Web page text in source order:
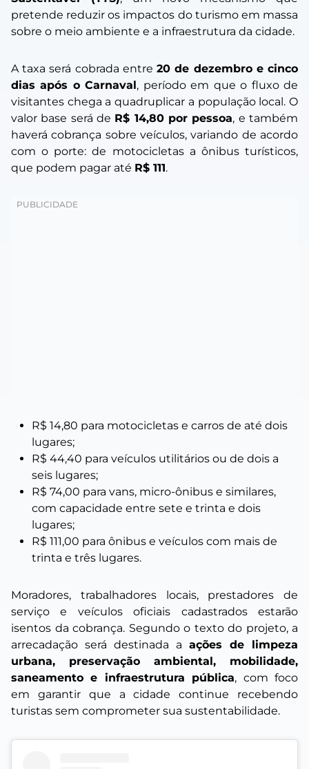
pretende reduzir os impactos do turismo em massa
sobre o meio ambiente e a infraestrutura da cidade.
A taxa será cobrada entre20 de dezembro e cinco
dias após o Carnaval, período em que o fluxo de
visitantes chega a quadruplicar a população local. O
valor base será de R$ 14,80 por pessoa, e também
haverá cobrança sobre veículos, variando de acordo
com o porte: de motocicletas a ônibus turísticos,
que podem pagar até R$ 111.
R$ 14,80 para motocicletas e carros de até dois
lugares;
R$ 44,40 para veículos utilitários ou de dois a
seis lugares;
R$ 74,00 para vans, micro-ônibus e similares,
com capacidade entre sete e trinta e dois
lugares;
R$ 111,00 para ônibus e veículos com mais de
trinta e três lugares.
Moradores, trabalhadores locais, prestadores de
serviço e veículos oficiais cadastrados estarão
isentos da cobrança. Segundo o texto do projeto, a
arrecadação será destinada a ações de limpeza
urbana, preservação ambiental, mobilidade,
saneamento e infraestrutura pública, com foco
em garantir que a cidade continue recebendo
turistas sem comprometer sua sustentabilidade.